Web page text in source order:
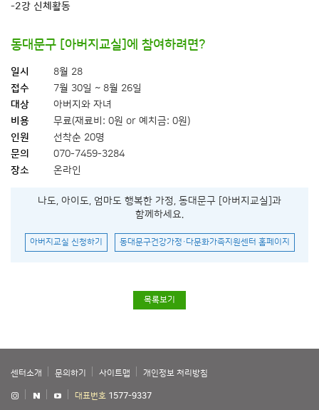
-2강 신체활동
동대문구 [아버지교실]에 참여하려면?
일시
8월 28
접수
7월 30일 ~ 8월 26일
대상
아버지와 자녀
비용
무료(재료비: 0원 or 예치금: 0원)
인원
선착순 20명
문의
070-7459-3284
장소
온라인
나도, 아이도, 엄마도 행복한 가정, 동대문구 [아버지교실]과
함께하세요.
아버지교실 신청하기 동대문구건강가정·다문화가족지원센터 홈페이지
목록보기
센터소개 문의하기 사이트맵 개인정보 처리방침
대표번호 1577-9337